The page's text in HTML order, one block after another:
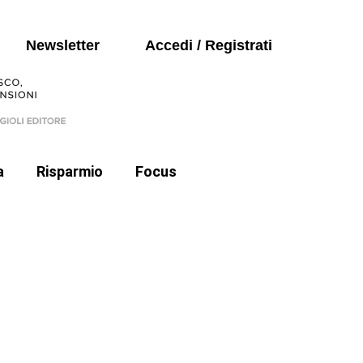
Newsletter Accedi / Registrati
Risparmio Focus
Politica